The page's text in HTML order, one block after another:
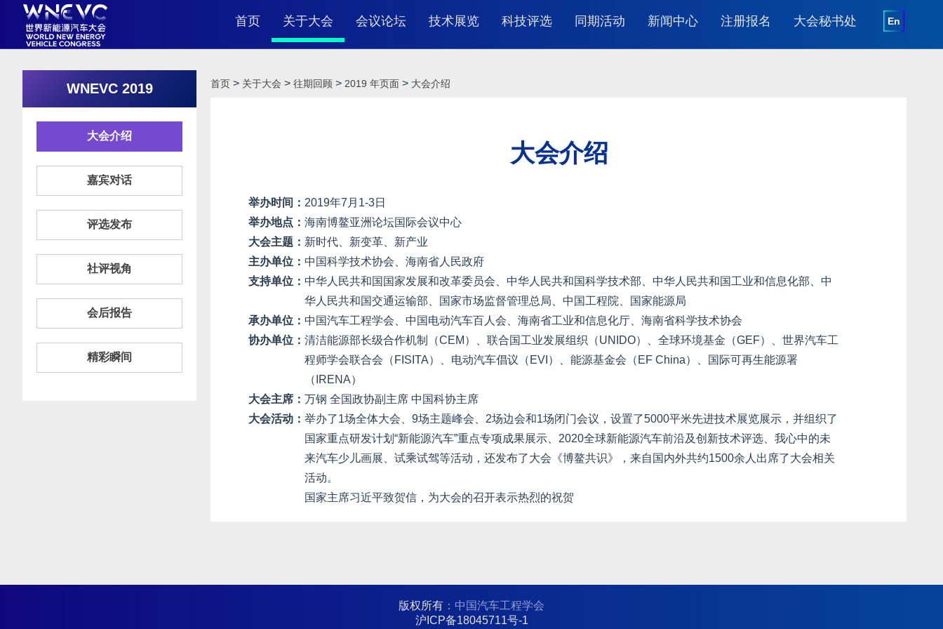
首页 关于大会
常见问题
会议论坛 技术展览 科技评选 同期活动
2022 同期活动回顾
新闻中心 注册报名 大会秘书处 En
WNEVC 2019
大会介绍
嘉宾对话
评选发布
社评视角
会后报告
精彩瞬间
首页 > 关于大会 > 往期回顾 > 2019 年页面 > 大会介绍
大会介绍
举办时间： 2019年7月1-3日
举办地点：海南博鳌亚洲论坛国际会议中心
大会主题： 新时代、新变革、新产业
主办单位：中国科学技术协会、海南省人民政府
支持单位：中华人民共和国国家发展和改革委员会、中华人民共和国科学技术部、中华人民共和国工业和信息化部、中
华人民共和国交通运输部、国家市场监督管理总局、中国工程院、国家能源局
承办单位：中国汽车工程学会、中国电动汽车百人会、海南省工业和信息化厅、海南省科学技术协会
协办单位：清洁能源部长级合作机制（CEM）、联合国工业发展组织（UNIDO）、全球环境基金（GEF）、世界汽车工
程师学会联合会（FISITA）、电动汽车倡议（EVI）、能源基金会（EF China）、国际可再生能源署
（IRENA）
大会主席：万钢 全国政协副主席 中国科协主席
大会活动：举办了1场全体大会、9场主题峰会、2场边会和1场闭门会议，设置了5000平米先进技术展览展示，并组织了
国家重点研发计划“新能源汽车”重点专项成果展示、2020全球新能源汽车前沿及创新技术评选、我心中的未
来汽车少儿画展、试乘试驾等活动，还发布了大会《博鳌共识》，来自国内外共约1500余人出席了大会相关
活动。
国家主席习近平致贺信，为大会的召开表示热烈的祝贺
版权所有 ：中国汽车工程学会
沪ICP备18045711号-1